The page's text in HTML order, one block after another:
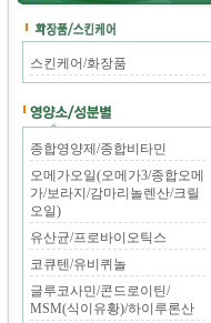
스킨케어/화장품
종합영양제/종합비타민
오메가오일(오메가3/종합오메
가/보라지/감마리놀렌산/크릴
오일)
유산균/프로바이오틱스
코큐텐/유비퀴놀
글루코사민/콘드로이틴/
MSM(식이유황)/하이루론산